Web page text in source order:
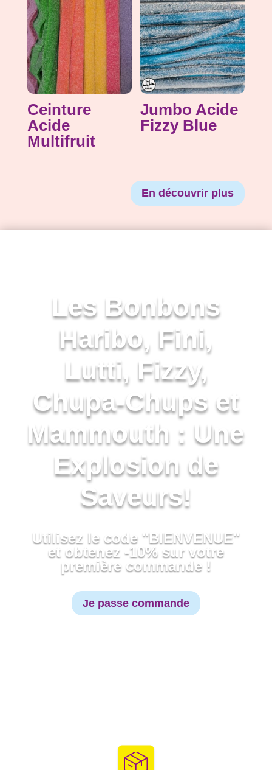
Ceinture
Acide
Multifruit
Jumbo Acide
Fizzy Blue
En découvrir plus
Les Bonbons
Haribo, Fini,
Lutti, Fizzy,
Chupa-Chups et
Mammouth : Une
Explosion de
Saveurs!
Utilisez le code "BIENVENUE"
et obtenez -10% sur votre
première commande !
Je passe commande